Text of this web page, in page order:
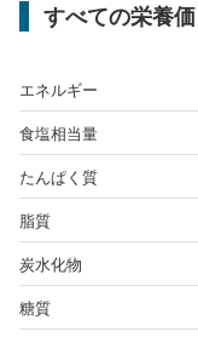
すべての栄養価
エネルギー
食塩相当量
たんぱく質
脂質
炭水化物
糖質